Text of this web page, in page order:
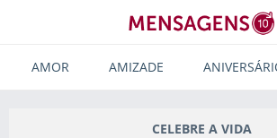
AMOR AMIZADE
CELEBRE A VIDA